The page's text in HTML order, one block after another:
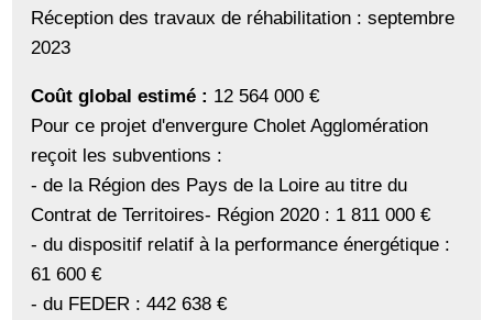
Réception des travaux de réhabilitation : septembre
2023
Coût global estimé : 12 564 000 €
Pour ce projet d'envergure Cholet Agglomération
reçoit les subventions :
- de la Région des Pays de la Loire au titre du
Contrat de Territoires- Région 2020 : 1 811 000 €
- du dispositif relatif à la performance énergétique :
61 600 €
- du FEDER : 442 638 €